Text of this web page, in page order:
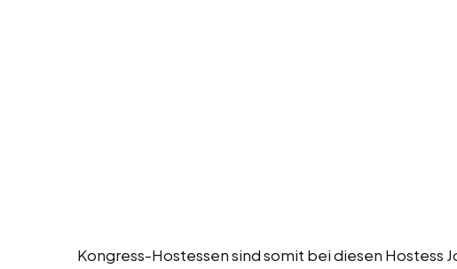
Kongress-Hostessen sind somit bei diesen Hostess